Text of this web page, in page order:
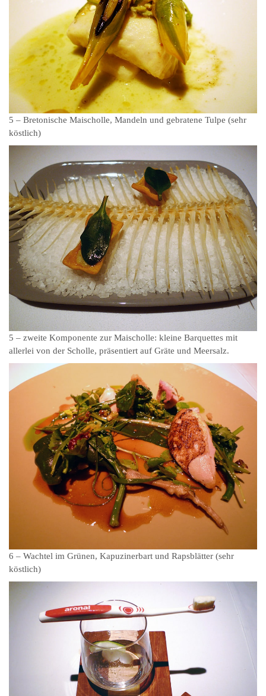
5 – Bretonische Maischolle, Mandeln und gebratene Tulpe (sehr
köstlich)
5 – zweite Komponente zur Maischolle: kleine Barquettes mit
allerlei von der Scholle, präsentiert auf Gräte und Meersalz.
6 – Wachtel im Grünen, Kapuzinerbart und Rapsblätter (sehr
köstlich)